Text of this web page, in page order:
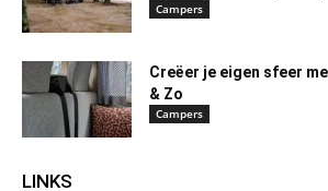
Campers
Creëer je eigen sfeer
& Zo
Campers
LINKS